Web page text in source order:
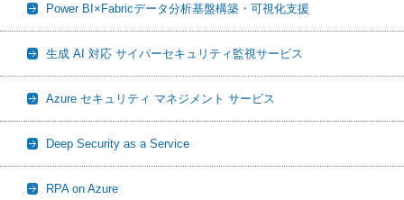
Power BI×Fabricデータ分析基盤構築・可視化支援
生成 AI 対応 サイバーセキュリティ監視サービス
Azure セキュリティ マネジメント サービス
Deep Security as a Service
RPA on Azure